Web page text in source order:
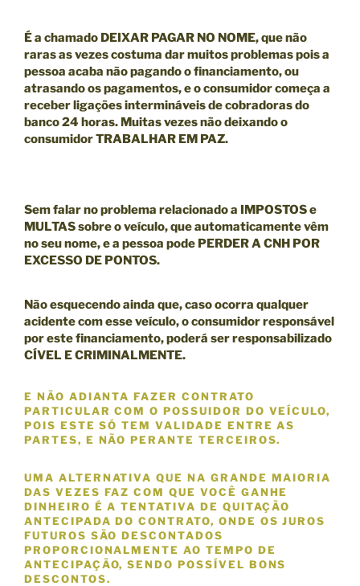
É a chamado DEIXAR PAGAR NO NOME,que não
raras as vezes costuma dar muitos problemas pois a
pessoa acaba não pagando o financiamento, ou
atrasando os pagamentos, e o consumidor começa a
receber ligações intermináveis de cobradoras do
banco 24 horas. Muitas vezes não deixando o
consumidor TRABALHAR EM PAZ.
Sem falar no problema relacionado a IMPOSTOS e
MULTAS sobre o veículo, que automaticamente vêm
no seu nome, e a pessoa pode PERDER A CNH POR
EXCESSO DE PONTOS.
Não esquecendo ainda que, caso ocorra qualquer
acidente com esse veículo, o consumidor responsável
por este financiamento, poderá ser responsabilizado
CÍVEL E CRIMINALMENTE.
E NÃO ADIANTA FAZER CONTRATO
PARTICULAR COM O POSSUIDOR DO VEÍCULO,
POIS ESTE SÓ TEM VALIDADE ENTRE AS
PARTES, E NÃO PERANTE TERCEIROS.
UMA ALTERNATIVA QUE NA GRANDE MAIORIA
DAS VEZES FAZ COM QUE VOCÊ GANHE
DINHEIRO É A TENTATIVA DE QUITAÇÃO
ANTECIPADA DO CONTRATO, ONDE OS JUROS
FUTUROS SÃO DESCONTADOS
PROPORCIONALMENTE AO TEMPO DE
ANTECIPAÇÃO, SENDO POSSÍVEL BONS
DESCONTOS.